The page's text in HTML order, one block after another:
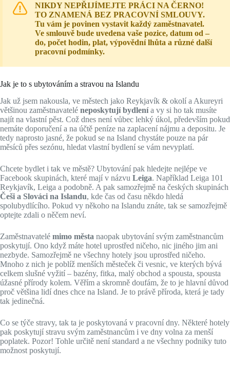
NIKDY NEPŘIJÍMEJTE PRÁCI NA ČERNO!
TO ZNAMENÁ BEZ PRACOVNÍ SMLOUVY.
Tu vám je povinen vystavit každý zaměstnavatel.
Ve smlouvě bude uvedena vaše pozice, datum od –
do, počet hodin, plat, výpovědní lhůta a různé další
pracovní podmínky.
Jak je to s ubytováním a stravou na Islandu
Jak už jsem nakousla, ve městech jako Reykjavík & okolí a Akureyri
většinou zaměstnavatelé neposkytují bydlenía vy si ho tak musíte
najít na vlastní pěst. Což dnes není vůbec lehký úkol, především pokud
nemáte doporučení a na účtě peníze na zaplacení nájmu a depositu. Je
tedy naprosto jasné, že pokud se na Island chystáte pouze na pár
měsíců přes sezónu, hledat vlastní bydlení se vám nevyplatí.
Chcete bydlet i tak ve městě? Ubytování pak hledejte nejlépe ve
Facebook skupinách, které mají v názvu Leiga. Například Leiga 101
Reykjavík, Leiga a podobně. A pak samozřejmě na českých skupinách
Češi a Slováci na Islandu, kde čas od času někdo hledá
spolubydlícího. Pokud vy někoho na Islandu znáte, tak se samozřejmě
optejte zdali o něčem neví.
Zaměstnavatelé mimo města naopak ubytování svým zaměstnancům
poskytují. Ono když máte hotel uprostřed ničeho, nic jiného jim ani
nezbyde. Samozřejmě ne všechny hotely jsou uprostřed ničeho.
Mnoho z nich je poblíž menších městeček či vesnic, ve kterých bývá
celkem slušné vyžití – bazény, fitka, malý obchod a spousta, spousta
úžasné přírody kolem. Věřím a skromně doufám, že to je hlavní důvod
proč většina lidí dnes chce na Island. Je to právě příroda, která je tady
tak jedinečná.
Co se týče stravy, tak ta je poskytovaná v pracovní dny. Některé hotely
pak poskytují stravu svým zaměstnancům i ve dny volna za menší
poplatek. Pozor! Tohle určitě není standard a ne všechny podniky tuto
možnost poskytují.